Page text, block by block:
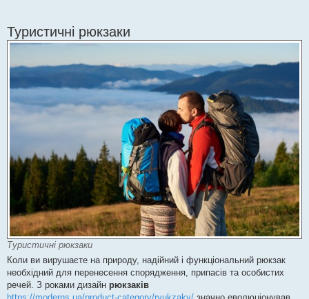
Туристичні рюкзаки
Туристичні рюкзаки
Коли ви вирушаєте на природу, надійний і функціональний рюкзак
необхідний для перенесення спорядження, припасів та особистих
речей. З роками дизайн рюкзаків